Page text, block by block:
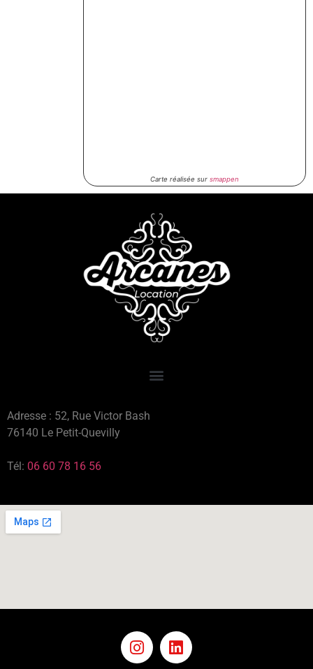
Carte réalisée sur smappen
Adresse : 52, Rue Victor Bash
76140 Le Petit-Quevilly
Tél: 06 60 78 16 56